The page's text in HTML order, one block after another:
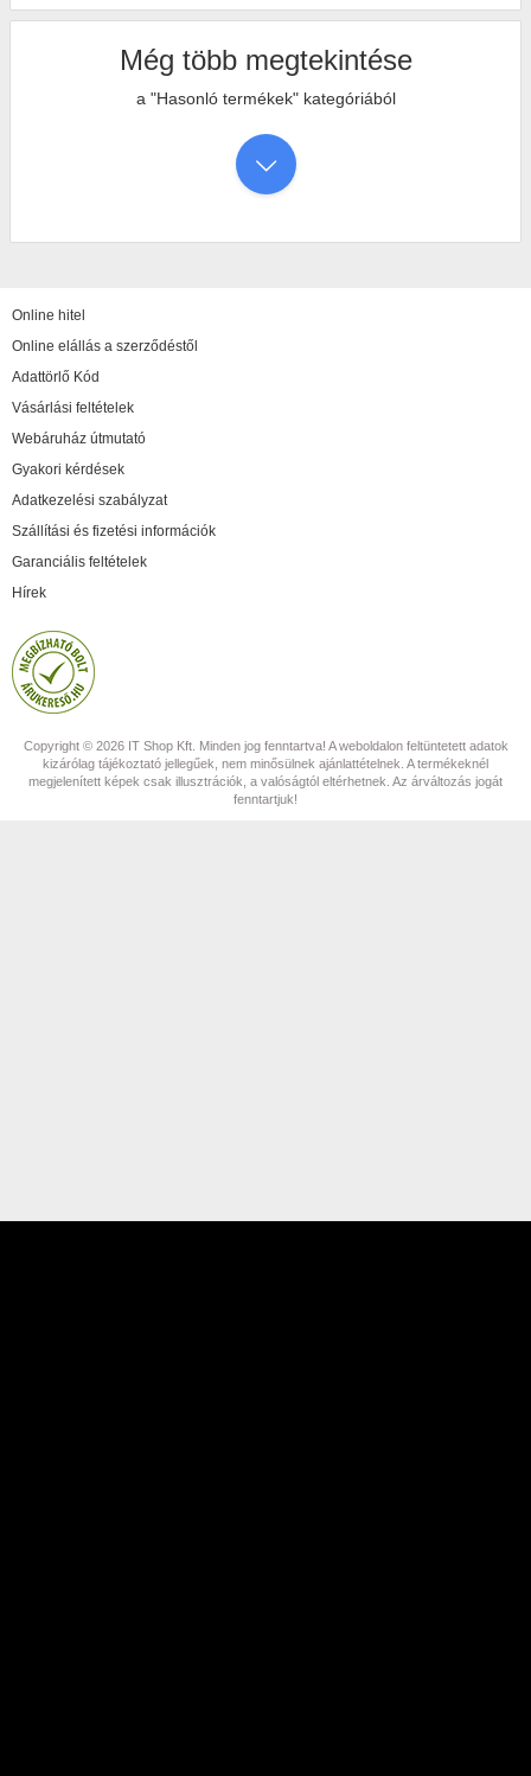
Még több megtekintése
a "Hasonló termékek" kategóriából
Online hitel
Online elállás a szerződéstől
Adattörlő Kód
Vásárlási feltételek
Webáruház útmutató
Gyakori kérdések
Adatkezelési szabályzat
Szállítási és fizetési információk
Garanciális feltételek
Hírek
Copyright © 2026 IT Shop Kft. Minden jog fenntartva! A weboldalon feltüntetett adatok
kizárólag tájékoztató jellegűek, nem minősülnek ajánlattételnek. A termékeknél
megjelenített képek csak illusztrációk, a valóságtól eltérhetnek. Az árváltozás jogát
fenntartjuk!